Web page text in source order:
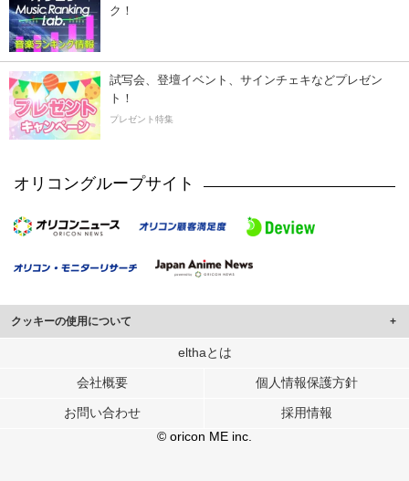
ク！
試写会、登壇イベント、サインチェキなどプレゼン
ト！
プレゼント特集
オリコングループサイト
クッキーの使用について
このサイトでは Cookie を使用して、ユーザーに合わせたコンテンツや広告の
行っています。
メディアや広告配信、データ解析の各パートナーに提供しています。
各パートナーは、この情報とユーザーが各パートナーに提供した他の情報や、
ユーザーが各パートナーのサービスを使用したときに収集した他の情報を組み
elthaとは
会社概要 個人情報保護方針
お問い合わせ
採用情報
© oricon ME inc.